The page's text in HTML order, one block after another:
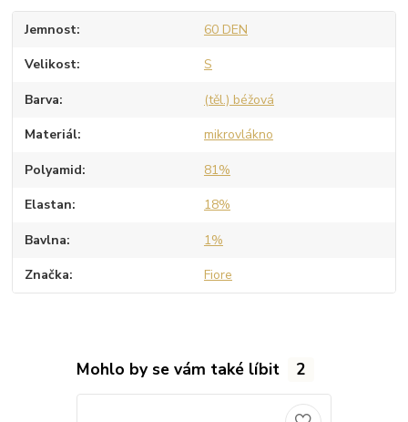
Jemnost 60 DEN
Velikost S
Barva (těl.) béžová
Materiál mikrovlákno
Polyamid 81%
Elastan 18%
Bavlna 1%
Značka Fiore
Mohlo by se vám také líbit 2